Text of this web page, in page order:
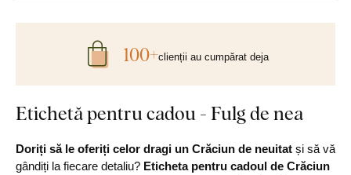
Etichetă pentru cadou - Fulg de nea
Doriți să le oferiți celor dragi un Crăciun de neuitat și să vă
gândiți la fiecare detaliu? Eticheta pentru cadoul de Crăciun
100+clienții au cumpărat deja